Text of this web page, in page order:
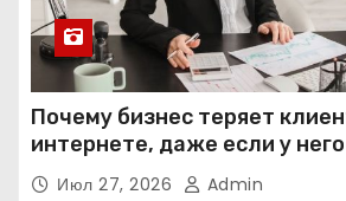
Почему бизнес теряет
интернете, даже если у
Июл 27, 2026 Admin